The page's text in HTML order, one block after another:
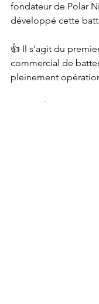
fondateur de Polar
développé cette
👍 Il s'agit du
commercial de
pleinement
🔥 Pour l’instant